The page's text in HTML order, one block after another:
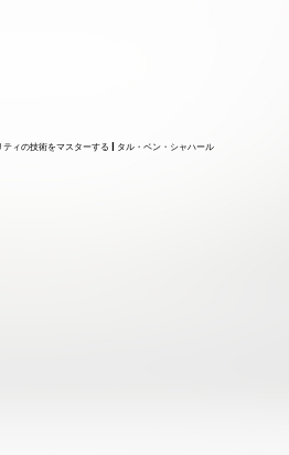
ィの技術をマスターする | タル・ベン・シャハール